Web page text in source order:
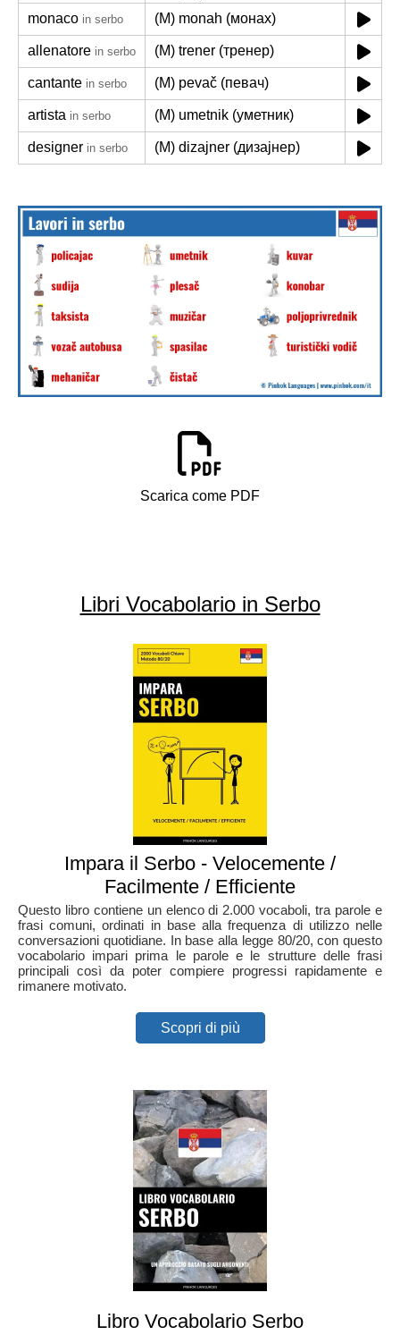
monaco in serbo (M) monah (монах)
allenatore in serbo (M) trener (тренер)
cantante in serbo (M) pevač (певач)
artista in serbo (M) umetnik (уметник)
designer in serbo (M) dizajner (дизајнер)
Scarica come PDF
Libri Vocabolario in Serbo
Impara il Serbo - Velocemente /
Facilmente / Efficiente
Questo libro contiene un elenco di 2.000 vocaboli, tra parole e
frasi comuni, ordinati in base alla frequenza di utilizzo nelle
conversazioni quotidiane. In base alla legge 80/20, con questo
vocabolario impari prima le parole e le strutture delle frasi
principali così da poter compiere progressi rapidamente e
rimanere motivato.
Scopri di più
Libro Vocabolario Serbo